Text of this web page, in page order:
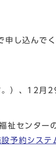
し込んで
。）、12月
センター
予約システ